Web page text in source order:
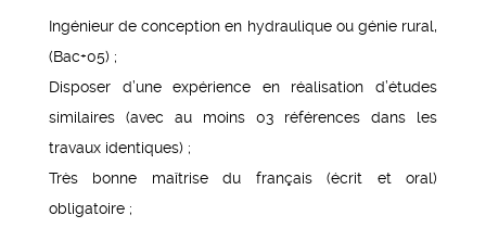
Ingénieur de conception en hydraulique ou génie rural,
(Bac+05) ;
Disposer d’une expérience en réalisation d’études
similaires (avec au moins 03 références dans les
travaux identiques) ;
Très bonne maîtrise du français (écrit et oral)
obligatoire ;